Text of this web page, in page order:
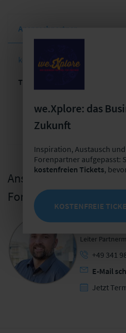
Ansprechpartner
kontakt.de@sogeti.com
T
Ansprechpartner für die
Forenpartnerschaft
Leiter
+49 341
E-Mail
Jetzt
we.Xplore: das
Zukunft
Inspiration, Austausch
Forenpartner aufgepasst:
kostenfreien Tickets,
KOSTENFREIE